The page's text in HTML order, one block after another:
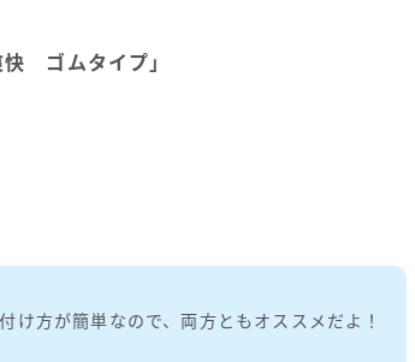
快 ゴムタイプ」
け方が簡単なので、両方ともオススメだよ！